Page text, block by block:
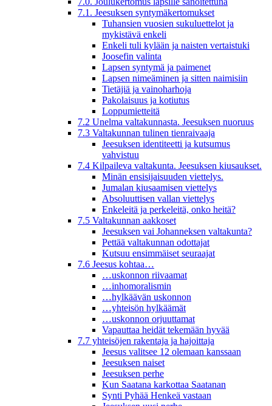
7.1. Jeesuksen syntymäkertomukset
Tuhansien vuosien sukuluettelot ja
mykistävä enkeli
Enkeli tuli kylään ja naisten vertaistuki
Joosefin valinta
Lapsen syntymä ja paimenet
Lapsen nimeäminen ja sitten naimisiin
Tietäjiä ja vainoharhoja
Pakolaisuus ja kotiutus
Loppumietteitä
7.2 Unelma valtakunnasta. Jeesuksen nuoruus
7.3 Valtakunnan tulinen tienraivaaja
Jeesuksen identiteetti ja kutsumus
vahvistuu
7.4 Kilpaileva valtakunta. Jeesuksen kiusaukset.
Minän ensisijaisuuden viettelys.
Jumalan kiusaamisen viettelys
Absoluuttisen vallan viettelys
Enkeleitä ja perkeleitä, onko heitä?
7.5 Valtakunnan aakkoset
Jeesuksen vai Johanneksen valtakunta?
Pettää valtakunnan odottajat
Kutsuu ensimmäiset seuraajat
7.6 Jeesus kohtaa…
…uskonnon riivaamat
…inhomoralismin
…hylkäävän uskonnon
…yhteisön hylkäämät
…uskonnon orjuuttamat
Vapauttaa heidät tekemään hyvää
7.7 yhteisöjen rakentaja ja hajoittaja
Jeesus valitsee 12 olemaan kanssaan
Jeesuksen naiset
Jeesuksen perhe
Kun Saatana karkottaa Saatanan
Synti Pyhää Henkeä vastaan